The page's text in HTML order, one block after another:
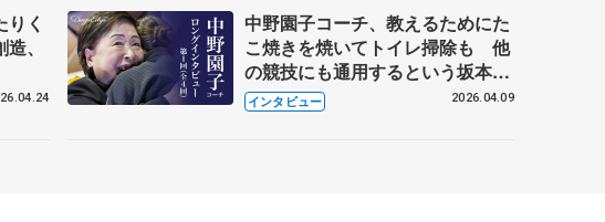
く
、
中野園子コーチ、教えるためにた
こ焼きを焼いてトイレ掃除も 他
の競技にも通用するという坂本花
織の筋肉
インタビュー 2026.04.09